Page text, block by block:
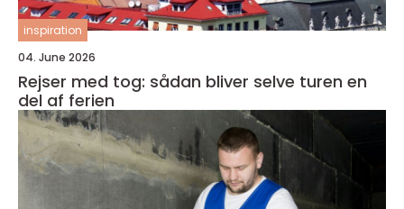
inspiration
04. June 2026
Rejser med tog: sådan bliver selve turen en
del af ferien